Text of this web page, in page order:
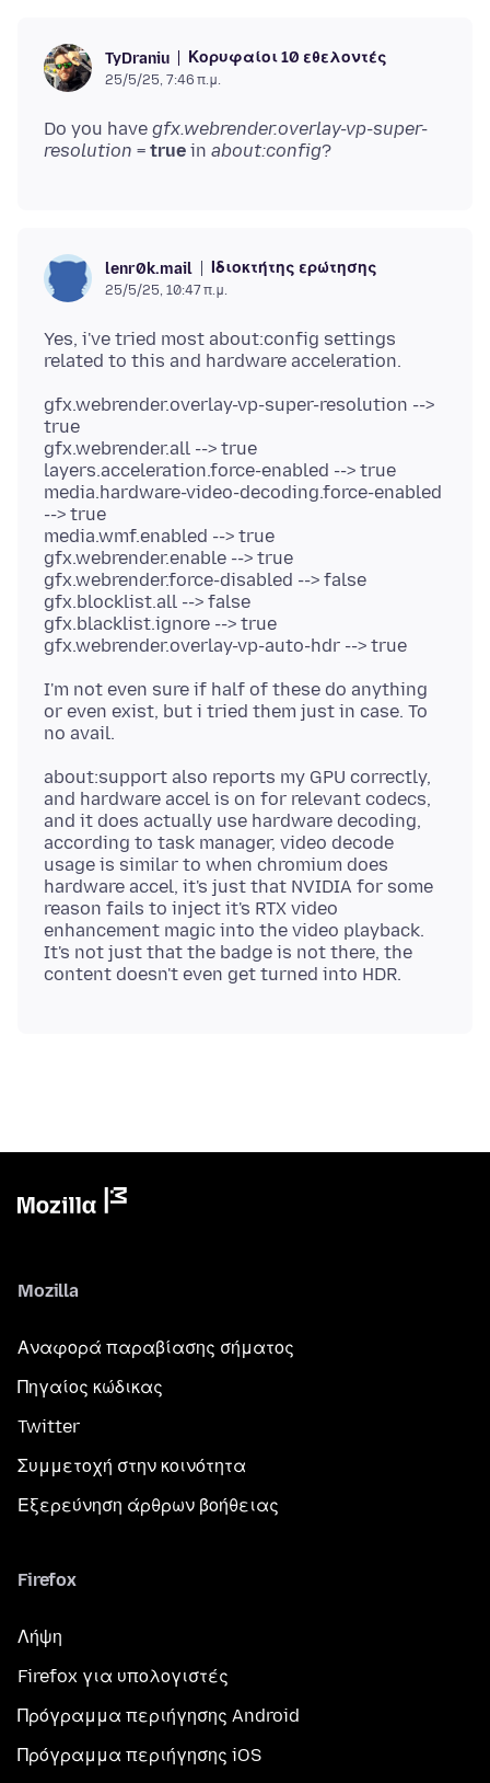
TyDraniu Κορυφαίοι 10 εθελοντές
25/5/25, 7:46 π.μ.
Do you have gfx.webrender.overlay-vp-super-
resolution = true in about:config
lenr0k.mail Ιδιοκτήτης ερώτησης
25/5/25, 10:47 π.μ.
Yes, i've tried most about:config settings
gfx.webrender.overlay-vp-super-resolution -->
true
gfx.webrender.all --> true
layers.acceleration.force-enabled --> true
media.hardware-video-decoding.force-enabled
--> true
media.wmf.enabled --> true
gfx.webrender.enable --> true
gfx.webrender.force-disabled --> false
gfx.blocklist.all --> false
gfx.blacklist.ignore --> true
I'm not even sure if half of these do anything
or even exist, but i tried them just in case. To
about:support also reports my GPU correctly,
and hardware accel is on for relevant codecs,
and it does actually use hardware decoding,
according to task manager, video decode
usage is similar to when chromium does
hardware accel, it's just that NVIDIA for some
reason fails to inject it's RTX video
enhancement magic into the video playback.
It's not just that the badge is not there, the
Mozilla
Αναφορά παραβίασης σήματος
Πηγαίος κώδικας
Twitter
Συμμετοχή στην κοινότητα
Εξερεύνηση άρθρων βοήθειας
Firefox
Λήψη
Firefox για υπολογιστές
Πρόγραμμα περιήγησης Android
Πρόγραμμα περιήγησης iOS